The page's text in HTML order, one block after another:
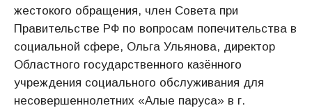
жестокого обращения, член Совета при
Правительстве РФ по вопросам попечительства в
социальной сфере, Ольга Ульянова, директор
Областного государственного казённого
учреждения социального обслуживания для
несовершеннолетних «Алые паруса» в г.